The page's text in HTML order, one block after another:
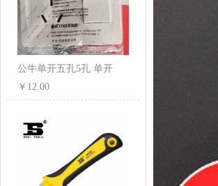
公牛单开五孔5孔 单开
￥12.00